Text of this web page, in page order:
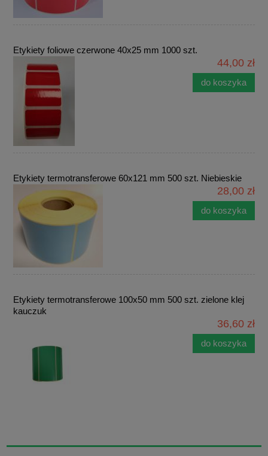
Etykiety foliowe czerwone 40x25 mm 1000 szt.
44,00 zł
do koszyka
Etykiety termotransferowe 60x121 mm 500 szt. Niebieskie
28,00 zł
do koszyka
Etykiety termotransferowe 100x50 mm 500 szt. zielone klej
kauczuk
36,60 zł
do koszyka